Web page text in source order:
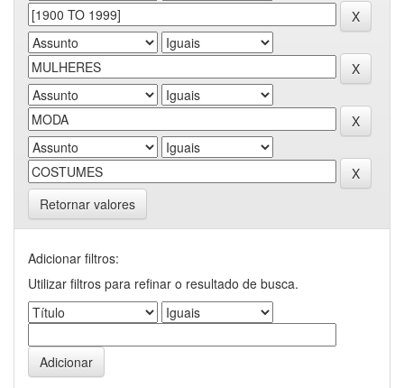
Retornar valores
Adicionar filtros:
Utilizar filtros para refinar o resultado de busca.